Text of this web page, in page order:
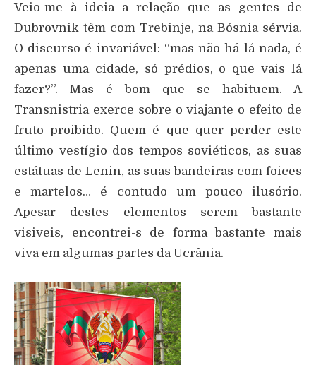
Veio-me à ideia a relação que as gentes de
Dubrovnik têm com Trebinje, na Bósnia sérvia.
O discurso é invariável: “mas não há lá nada, é
apenas uma cidade, só prédios, o que vais lá
fazer?”. Mas é bom que se habituem. A
Transnistria exerce sobre o viajante o efeito de
fruto proibido. Quem é que quer perder este
último vestígio dos tempos soviéticos, as suas
estátuas de Lenin, as suas bandeiras com foices
e martelos… é contudo um pouco ilusório.
Apesar destes elementos serem bastante
visiveis, encontrei-s de forma bastante mais
viva em algumas partes da Ucrânia.